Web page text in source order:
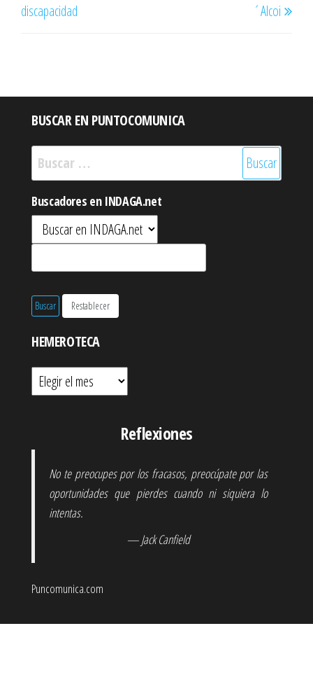
discapacidad
´Alcoi
BUSCAR EN PUNTOCOMUNICA
Buscar:
Buscadores en INDAGA.net
HEMEROTECA
Hemeroteca
Reflexiones
No te preocupes por los fracasos, preocúpate por las
oportunidades que pierdes cuando ni siquiera lo
intentas.
— Jack Canfield
Puncomunica.com